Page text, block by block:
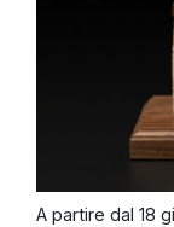
A partire dal 18